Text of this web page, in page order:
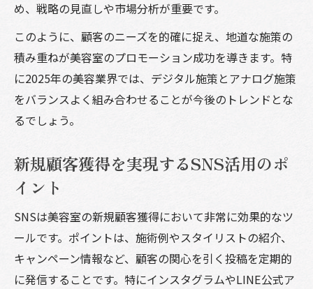
め、戦略の見直しや市場分析が重要です。
このように、顧客のニーズを的確に捉え、地道な施策の
積み重ねが美容室のプロモーション成功を導きます。特
に2025年の美容業界では、デジタル施策とアナログ施策
をバランスよく組み合わせることが今後のトレンドとな
るでしょう。
新規顧客獲得を実現するSNS活用のポ
イント
SNSは美容室の新規顧客獲得において非常に効果的なツ
ールです。ポイントは、施術例やスタイリストの紹介、
キャンペーン情報など、顧客の関心を引く投稿を定期的
に発信することです。特にインスタグラムやLINE公式ア